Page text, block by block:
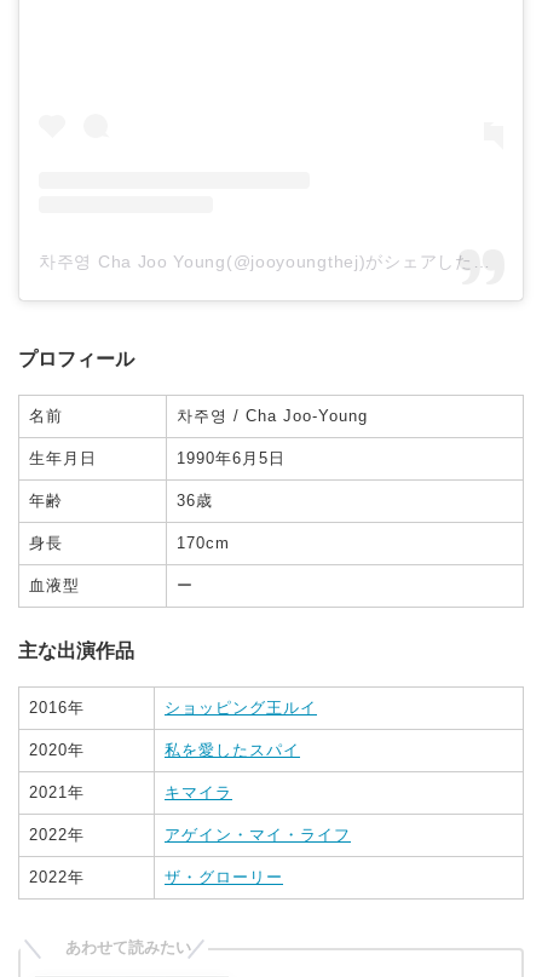
プロフィール
名前 차주영 / Cha Joo-Young
生年月日 1990年6月5日
年齢 36歳
身長 170cm
血液型 ー
主な出演作品
2016年 ショッピング王ルイ
2020年 私を愛したスパイ
2021年 キマイラ
2022年 アゲイン・マイ・ライフ
2022年 ザ・グローリー